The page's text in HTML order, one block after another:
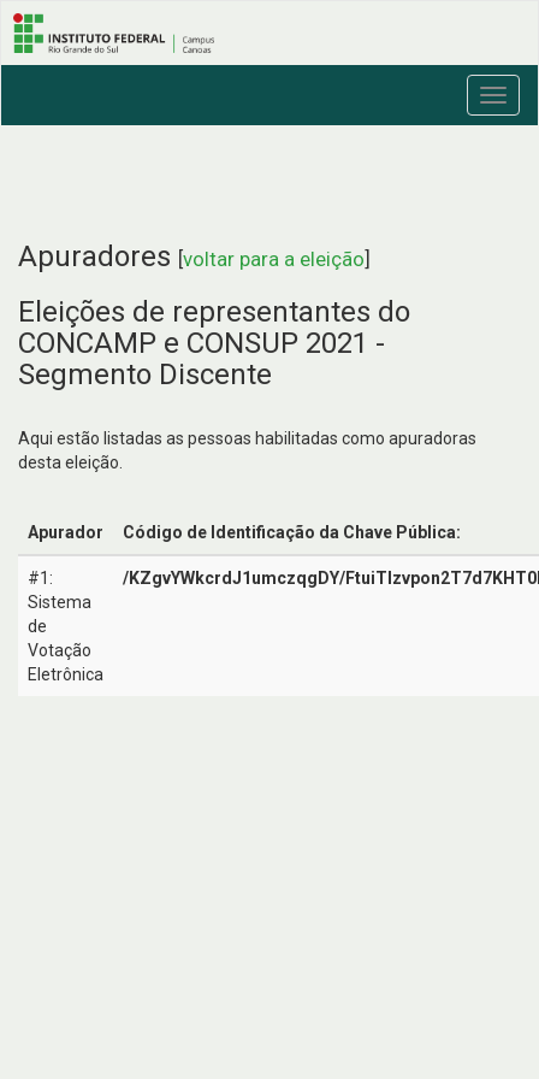
Apuradores [voltar para a eleição]
Eleições de representantes do
CONCAMP e CONSUP 2021 -
Segmento Discente
Aqui estão listadas as pessoas habilitadas como apuradoras
desta eleição.
Apurador Código de Identificação da Chave Pública:
#1:
Sistema
de
Votação
Eletrônica
/KZgvYWkcrdJ1umczqgDY/